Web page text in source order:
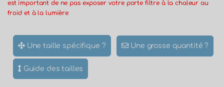
est important de ne pas exposer votre porte filtre à la chaleur au
froid et à la lumière
Une taille spécifique ? Une grosse quantité ?
Guide des tailles